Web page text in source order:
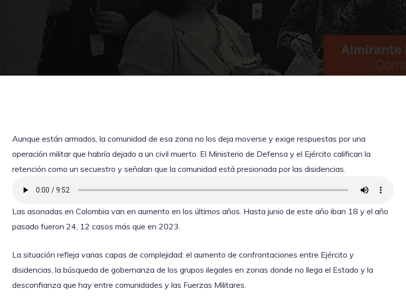
Aunque están armados, la comunidad de esa zona no los deja moverse y exige respuestas por una
operación militar que habría dejado a un civil muerto. El Ministerio de Defensa y el Ejército califican la
retención como un secuestro y señalan que la comunidad está presionada por las disidencias.
Las asonadas en Colombia van en aumento en los últimos años. Hasta junio de este año iban 18 y el año
pasado fueron 24, 12 casos más que en 2023.
La situación refleja varias capas de complejidad: el aumento de confrontaciones entre Ejército y
disidencias, la búsqueda de gobernanza de los grupos ilegales en zonas donde no llega el Estado y la
desconfianza que hay entre comunidades y las Fuerzas Militares.